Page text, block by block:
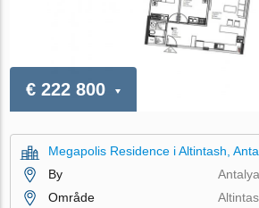
€ 222 800
Megapolis Residence i Altintash,
By
Antalya
Område